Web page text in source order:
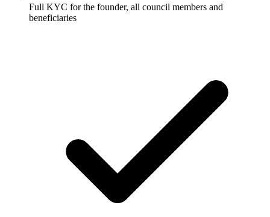
Full KYC for the founder, all council members and
beneficiaries